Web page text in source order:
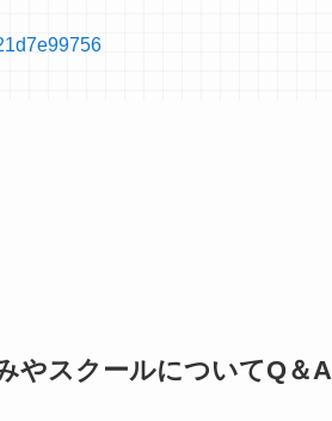
やスクールについてQ＆A